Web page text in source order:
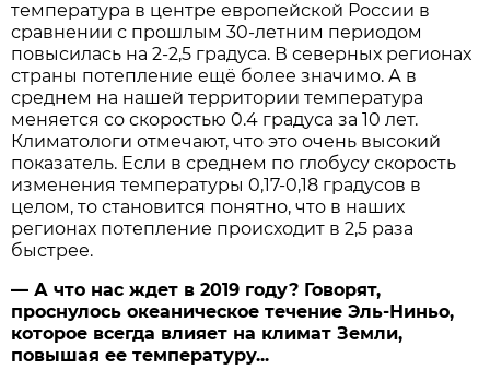
температура в центре европейской России в
сравнении с прошлым 30-летним периодом
повысилась на 2-2,5 градуса. В северных регионах
страны потепление ещё более значимо. А в
среднем на нашей территории температура
меняется со скоростью 0.4 градуса за 10 лет.
Климатологи отмечают, что это очень высокий
показатель. Если в среднем по глобусу скорость
изменения температуры 0,17-0,18 градусов в
целом, то становится понятно, что в наших
регионах потепление происходит в 2,5 раза
быстрее.
— А что нас ждет в 2019 году? Говорят,
проснулось океаническое течение Эль-Ниньо,
которое всегда влияет на климат Земли,
повышая ее температуру...